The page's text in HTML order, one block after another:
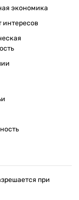
экономика
интересов
при